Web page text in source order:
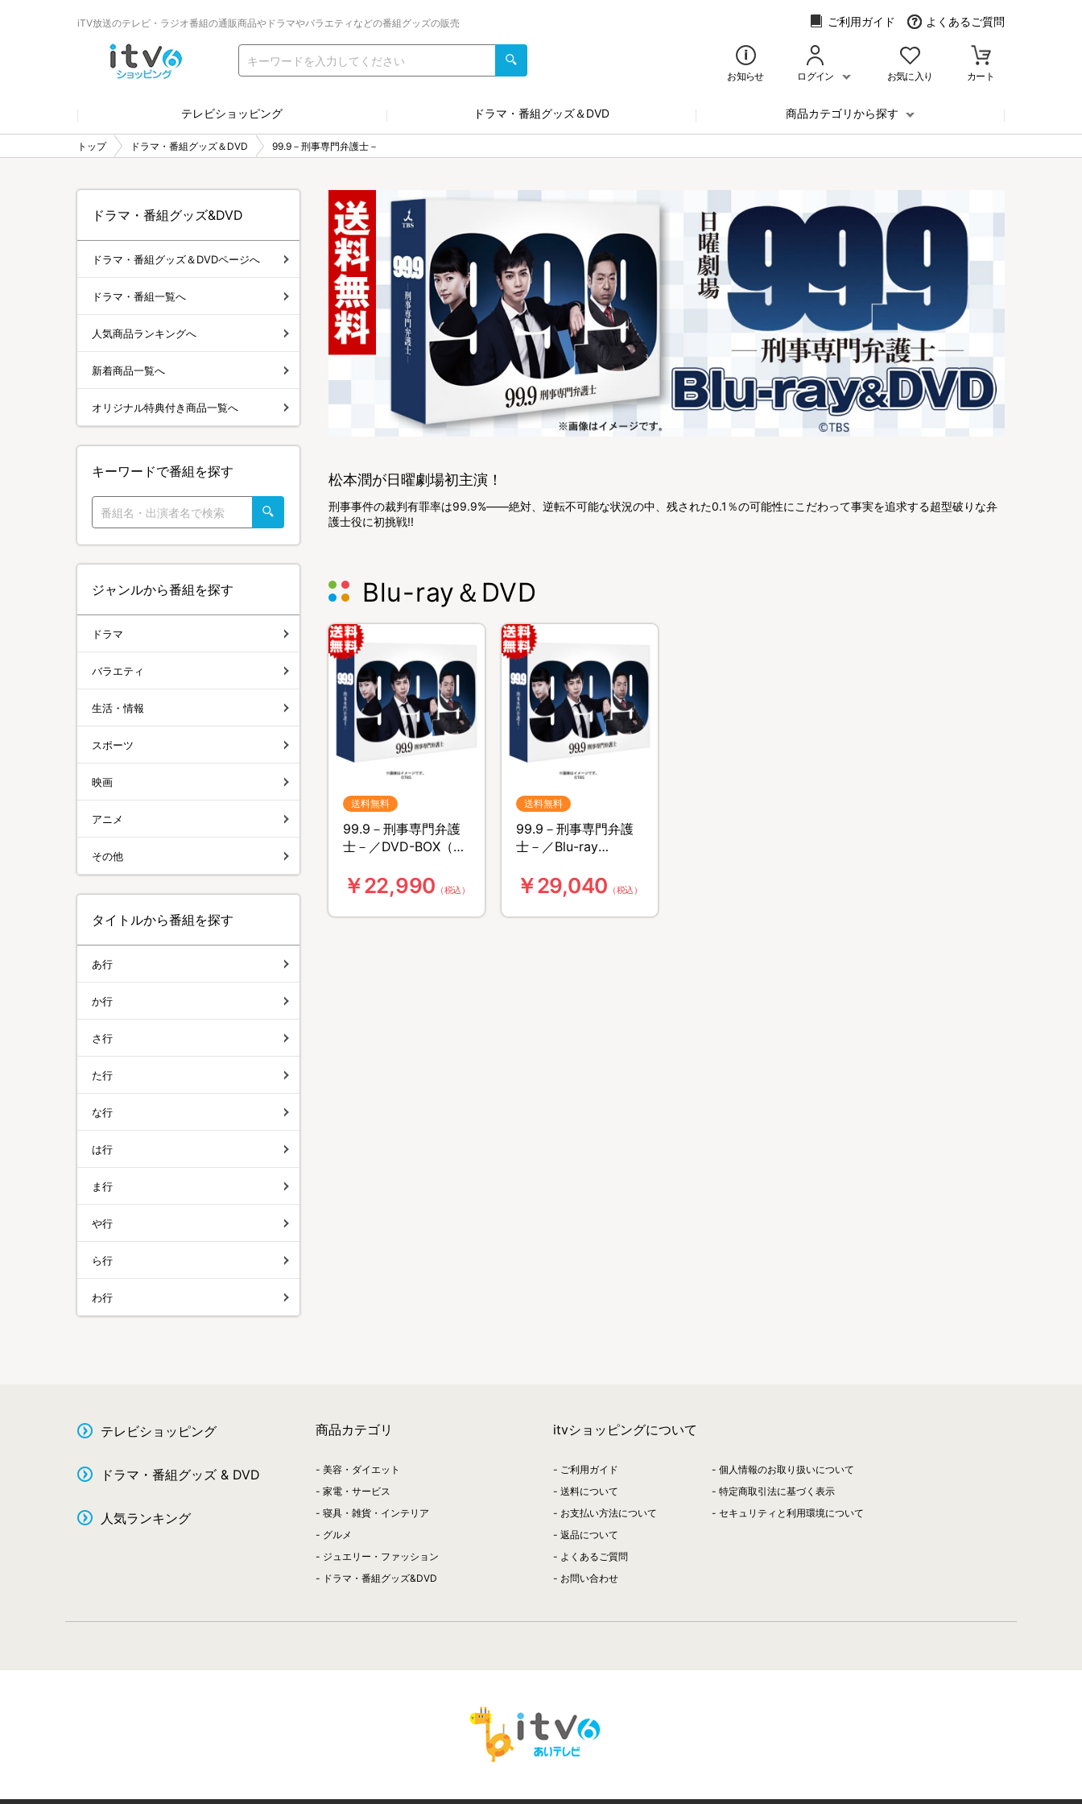
iTV放送のテレビ・ラジオ番組の通販商品やドラマやバラエティなどの番組グッズの販売 ご利用ガイド よくあるご質問
お知らせ ログイン お気に入り カート
テレビショッピング ドラマ・番組グッズ＆DVD 商品カテゴリから探す
トップ ドラマ・番組グッズ＆DVD 99.9－刑事専門弁護士－
松本潤が日曜劇場初主演！
刑事事件の裁判有罪率は99.9%――絶対、逆転不可能な状況の中、残された0.1％の可能性にこだわって事実を追求する超型破りな弁
護士役に初挑戦!!
Blu-ray＆DVD
送料無料
99.9－刑事専門弁護
士－／DVD-BOX（送
￥22,990 （税込）
送料無料
99.9－刑事専門弁護
士－／Blu-ray
組）
￥29,040 （税込）
ドラマ・番組グッズ&DVD
ドラマ・番組グッズ＆DVDページへ
ドラマ・番組一覧へ
人気商品ランキングへ
新着商品一覧へ
オリジナル特典付き商品一覧へ
キーワードで番組を探す
ジャンルから番組を探す
ドラマ
バラエティ
生活・情報
スポーツ
映画
アニメ
その他
タイトルから番組を探す
あ行
か行
さ行
た行
な行
は行
ま行
や行
ら行
わ行
テレビショッピング
ドラマ・番組グッズ & DVD
人気ランキング
商品カテゴリ
美容・ダイエット
家電・サービス
寝具・雑貨・インテリア
グルメ
ジュエリー・ファッション
ドラマ・番組グッズ&DVD
itvショッピングについて
ご利用ガイド
送料について
お支払い方法について
返品について
よくあるご質問
お問い合わせ
個人情報のお取り扱いについて
特定商取引法に基づく表示
セキュリティと利用環境について